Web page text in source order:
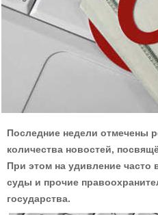
Последние недели отмечены
количества новостей,
При этом на удивление
суды и прочие
государства.